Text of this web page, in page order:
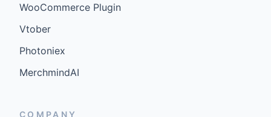
WooCommerce Plugin
Vtober
Photoniex
MerchmindAI
COMPANY